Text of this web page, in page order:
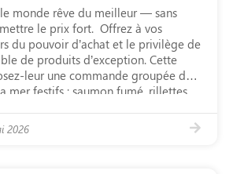
monde rêve du meilleur — sans
le prix fort. Offrez à vos
du pouvoir d’achat et le privilège de
de produits d’exception. Cette
leur une commande groupée de
mer festifs : saumon fumé, rillettes,
2026